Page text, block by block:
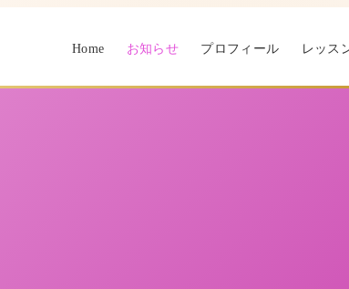
Home お知らせ プロフィール レッス